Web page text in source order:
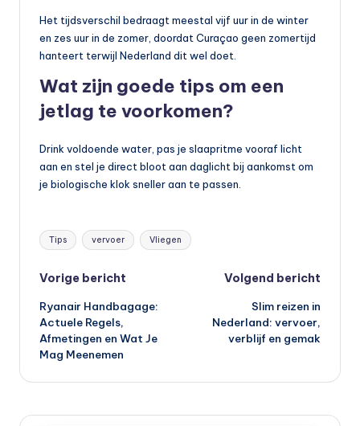
Het tijdsverschil bedraagt meestal vijf uur in de winter
en zes uur in de zomer, doordat Curaçao geen zomertijd
hanteert terwijl Nederland dit wel doet.
Wat zijn goede tips om een
jetlag te voorkomen?
Drink voldoende water, pas je slaapritme vooraf licht
aan en stel je direct bloot aan daglicht bij aankomst om
je biologische klok sneller aan te passen.
Tags:
Tips vervoer Vliegen
Bericht
navigatie
Vorige bericht
Ryanair Handbagage:
Actuele Regels,
Afmetingen en Wat Je
Mag Meenemen
Volgend bericht
Slim reizen in
Nederland: vervoer,
verblijf en gemak